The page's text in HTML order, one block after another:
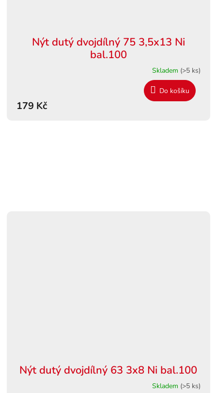
Nýt dutý dvojdílný 75 3,5x13 Ni
bal.100
Skladem (>5 ks)
179 Kč
Do košíku
Nýt dutý dvojdílný 63 3x8 Ni bal.100
Skladem (>5 ks)